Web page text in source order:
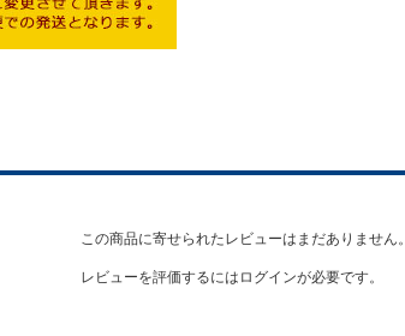
この商品に寄せられたレビューはまだありません。
レビューを評価するには ログインが必要です。